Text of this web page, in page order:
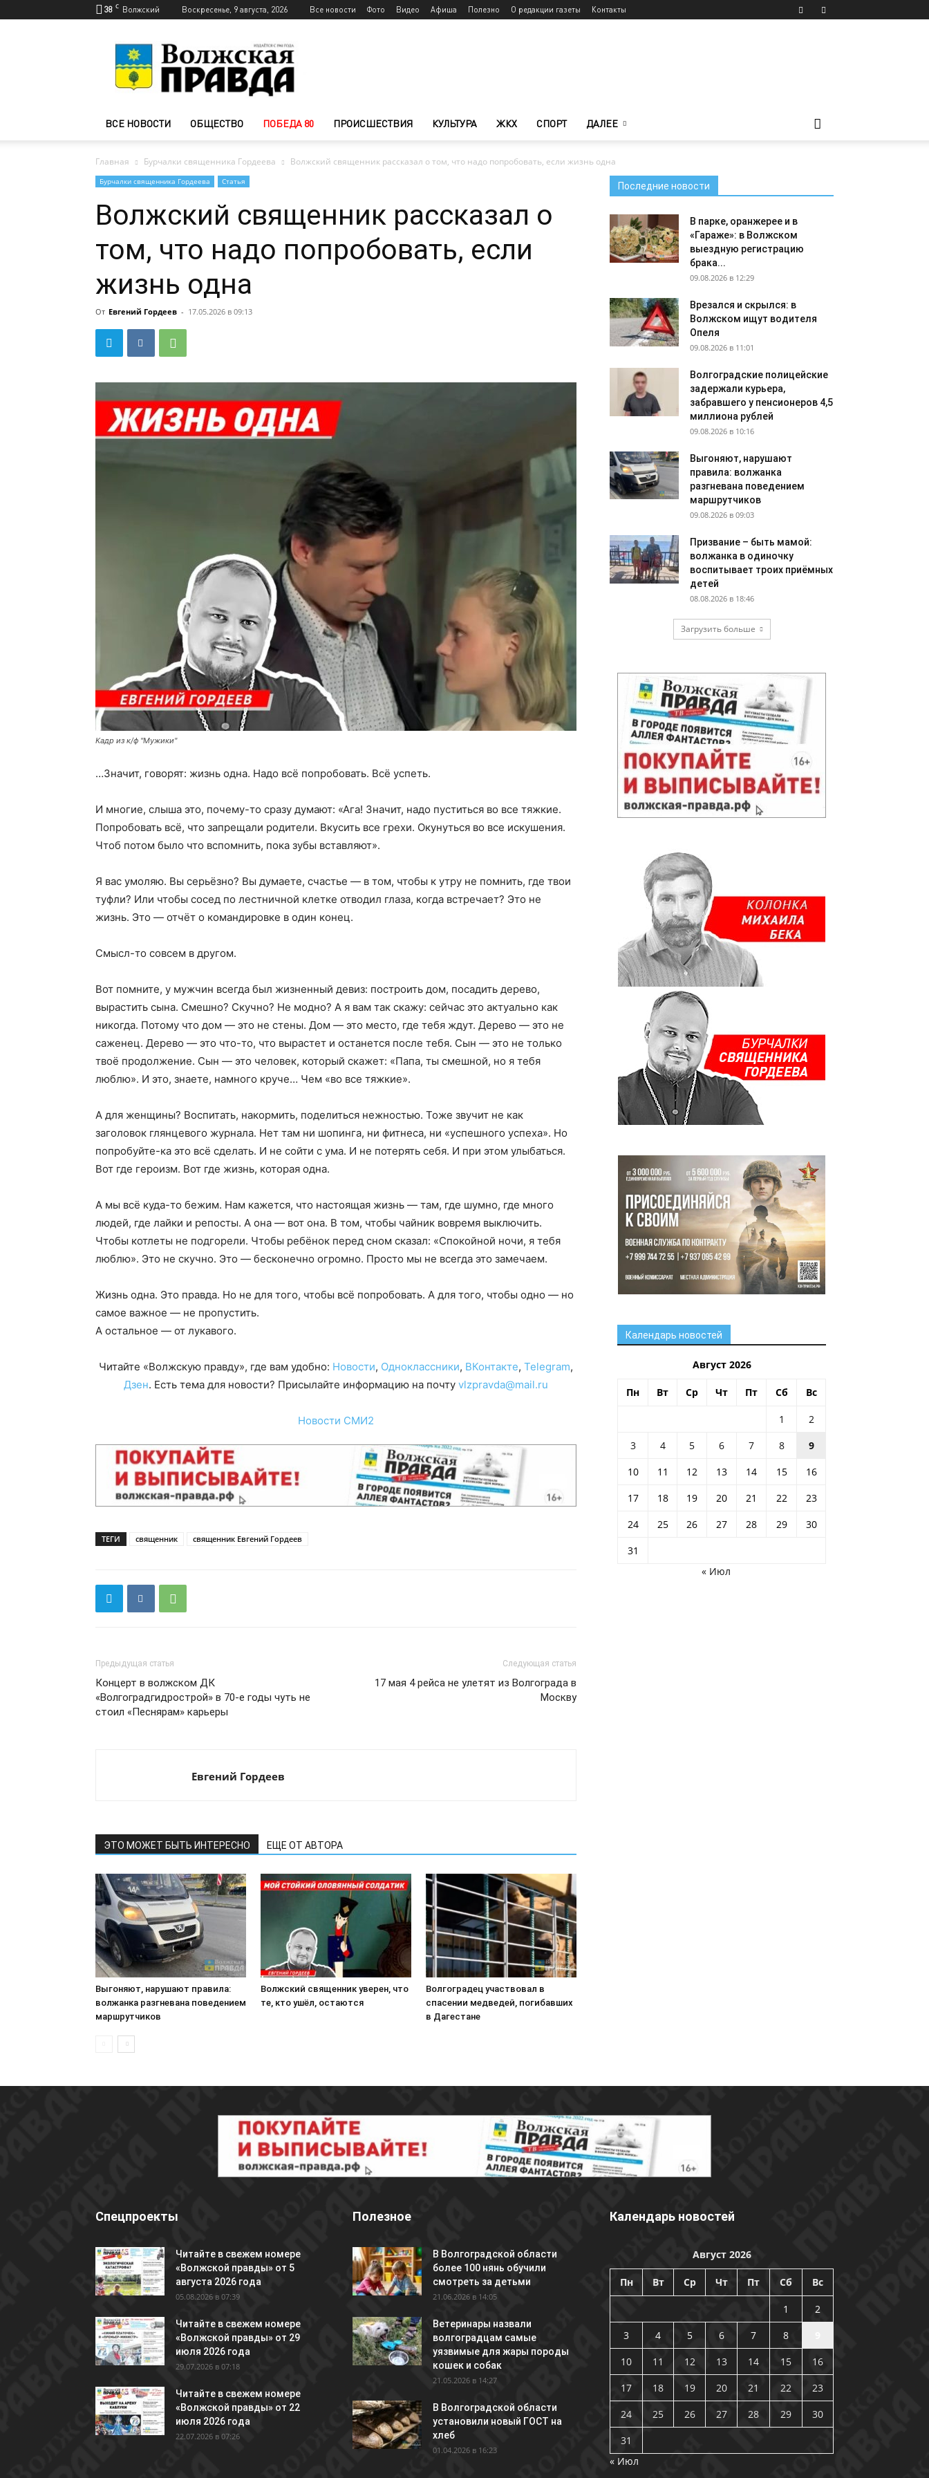
38 C Волжский Воскресенье, 9 августа, 2026 Все новости Фото Видео Афиша Полезно О редакции газеты Контакты
Волжского
—
Волжская
ВСЕ НОВОСТИ ОБЩЕСТВО ПОБЕДА 80 ПРОИСШЕСТВИЯ КУЛЬТУРА ЖКХ СПОРТ ДАЛЕЕ
Главная Бурчалки священника Гордеева Волжский священник рассказал о том, что надо попробовать, если жизнь одна
Бурчалки священника Гордеева Статья
Волжский священник рассказал о
том, что надо попробовать, если
жизнь одна
От Евгений Гордеев - 17.05.2026 в 09:13
Кадр из к/ф "Мужики"
…Значит, говорят: жизнь одна. Надо всё попробовать. Всё успеть.
И многие, слыша это, почему-то сразу думают: «Ага! Значит, надо пуститься во все тяжкие.
Попробовать всё, что запрещали родители. Вкусить все грехи. Окунуться во все искушения.
Чтоб потом было что вспомнить, пока зубы вставляют».
Я вас умоляю. Вы серьёзно? Вы думаете, счастье — в том, чтобы к утру не помнить, где твои
туфли? Или чтобы сосед по лестничной клетке отводил глаза, когда встречает? Это не
жизнь. Это — отчёт о командировке в один конец.
Смысл-то совсем в другом.
Вот помните, у мужчин всегда был жизненный девиз: построить дом, посадить дерево,
вырастить сына. Смешно? Скучно? Не модно? А я вам так скажу: сейчас это актуально как
никогда. Потому что дом — это не стены. Дом — это место, где тебя ждут. Дерево — это не
саженец. Дерево — это что-то, что вырастет и останется после тебя. Сын — это не только
твоё продолжение. Сын — это человек, который скажет: «Папа, ты смешной, но я тебя
люблю». И это, знаете, намного круче… Чем «во все тяжкие».
А для женщины? Воспитать, накормить, поделиться нежностью. Тоже звучит не как
заголовок глянцевого журнала. Нет там ни шопинга, ни фитнеса, ни «успешного успеха». Но
попробуйте-ка это всё сделать. И не сойти с ума. И не потерять себя. И при этом улыбаться.
Вот где героизм. Вот где жизнь, которая одна.
А мы всё куда-то бежим. Нам кажется, что настоящая жизнь — там, где шумно, где много
людей, где лайки и репосты. А она — вот она. В том, чтобы чайник вовремя выключить.
Чтобы котлеты не подгорели. Чтобы ребёнок перед сном сказал: «Спокойной ночи, я тебя
люблю». Это не скучно. Это — бесконечно огромно. Просто мы не всегда это замечаем.
Жизнь одна. Это правда. Но не для того, чтобы всё попробовать. А для того, чтобы одно — но
самое важное — не пропустить.
А остальное — от лукавого.
Читайте «Волжскую правду», где вам удобно: Новости, Одноклассники, ВКонтакте, Telegram,
Дзен. Есть тема для новости? Присылайте информацию на почту vlzpravda@mail.ru
Новости СМИ2
ТЕГИ священник священник Евгений Гордеев
Предыдущая статья
Концерт в волжском ДК
«Волгоградгидрострой» в 70-е годы чуть не
стоил «Песнярам» карьеры
Следующая статья
17 мая 4 рейса не улетят из Волгограда в
Москву
Евгений Гордеев
ЭТО МОЖЕТ БЫТЬ ИНТЕРЕСНО ЕЩЕ ОТ АВТОРА
Выгоняют, нарушают правила:
волжанка разгневана поведением
маршрутчиков
Волжский священник уверен, что
те, кто ушёл, остаются
Волгоградец участвовал в
спасении медведей, погибавших
в Дагестане
Последние новости
В парке, оранжерее и в
«Гараже»: в Волжском
выездную регистрацию
брака...
09.08.2026 в 12:29
Врезался и скрылся: в
Волжском ищут водителя
Опеля
09.08.2026 в 11:01
Волгоградские полицейские
задержали курьера,
забравшего у пенсионеров 4,5
миллиона рублей
09.08.2026 в 10:16
Выгоняют, нарушают
правила: волжанка
разгневана поведением
маршрутчиков
09.08.2026 в 09:03
Призвание – быть мамой:
волжанка в одиночку
воспитывает троих приёмных
детей
08.08.2026 в 18:46
Загрузить больше
Календарь новостей
Август 2026
Пн Вт Ср Чт Пт Сб Вс
1
2
3
4 5 6 7 8
9
10
11 12 13 14 15
16
17
18 19 20 21 22
23
24
25 26 27 28 29
30
31
« Июл
Спецпроекты
Читайте в свежем номере
«Волжской правды» от 5
августа 2026 года
05.08.2026 в 07:39
Читайте в свежем номере
«Волжской правды» от 29
июля 2026 года
29.07.2026 в 07:18
Читайте в свежем номере
«Волжской правды» от 22
июля 2026 года
22.07.2026 в 07:26
Полезное
В Волгоградской области
более 100 нянь обучили
смотреть за детьми
21.06.2026 в 14:05
Ветеринары назвали
волгоградцам самые
уязвимые для жары породы
кошек и собак
21.05.2026 в 14:27
В Волгоградской области
установили новый ГОСТ на
хлеб
01.04.2026 в 16:23
Календарь новостей
Август 2026
Пн Вт Ср Чт Пт Сб Вс
1
2
3
4 5 6 7 8
10
11 12 13 14 15
16
17
18 19 20 21 22
23
24
25 26 27 28 29
30
31
« Июл